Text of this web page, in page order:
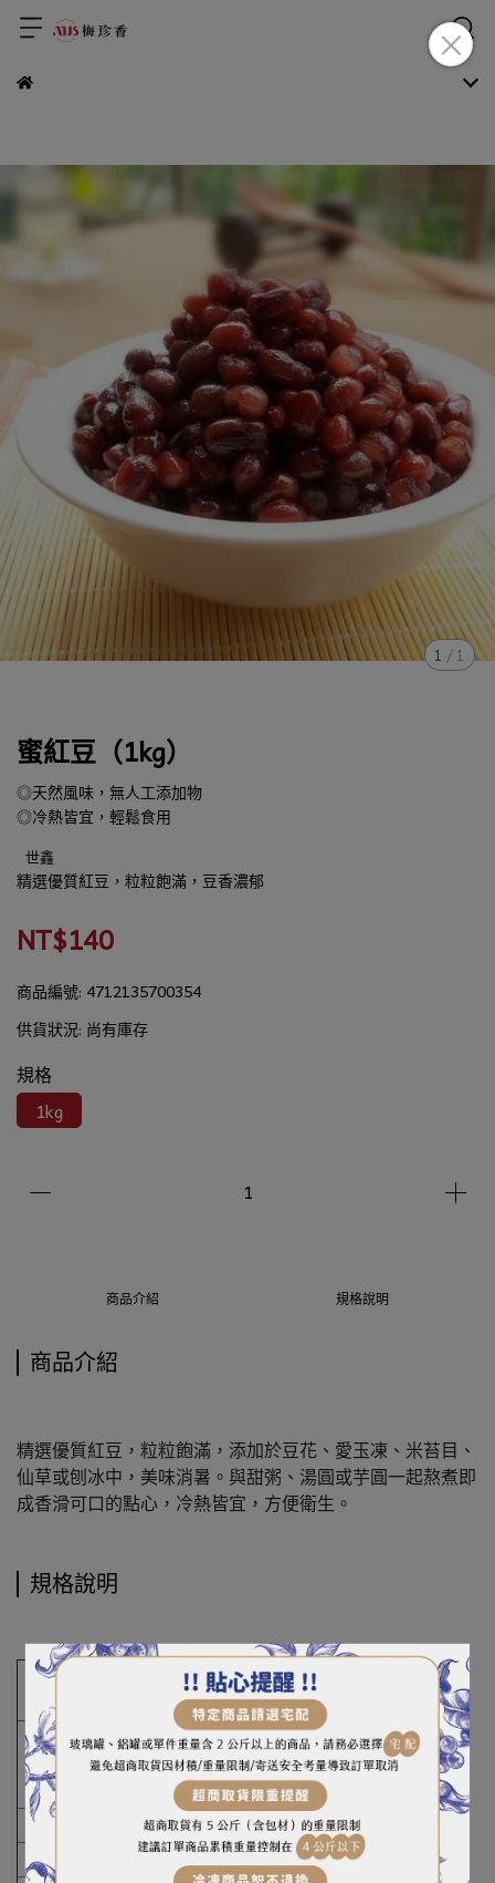
1 /1
蜜紅豆（1kg）
◎天然風味，無人工添加物
◎冷熱皆宜，輕鬆食用
世鑫
精選優質紅豆，粒粒飽滿，豆香濃郁
NT$140
商品編號: 4712135700354
供貨狀況: 尚有庫存
規格
1kg
商品介紹 規格說明
商品介紹
精選優質紅豆，粒粒飽滿，添加於豆花、愛玉凍、米苔目、
仙草或刨冰中，美味消暑。與甜粥、湯圓或芋圓一起熬煮即
成香滑可口的點心，冷熱皆宜，方便衛生 。
規格說明
商品
名稱
蜜紅豆
重
（容
）量
1kg
成分
紅豆、砂糖
產地